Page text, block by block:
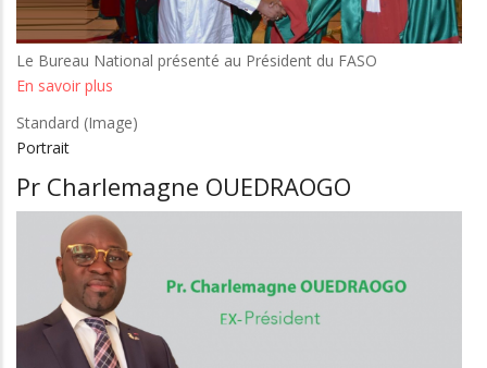
Le Bureau National présenté au Président du FASO
En savoir plus
avec
Président
du
FASO
Standard (Image)
Portrait
Pr Charlemagne OUEDRAOGO